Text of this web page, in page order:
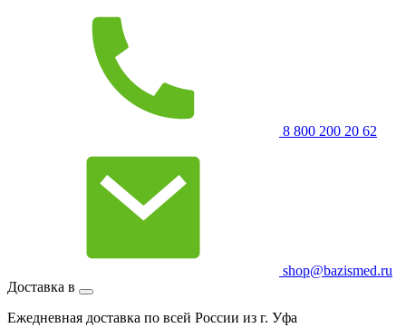
8 800 200 20 62
shop@bazismed.ru
Доставка в
Ежедневная доставка по всей России из г. Уфа